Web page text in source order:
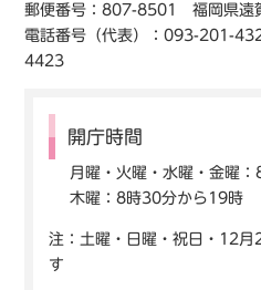
郵便番号：807-8501 福岡県遠
電話番号（代表）：093-201-
4423
開庁時間
月曜・火曜・水曜・金曜
木曜：8時30分から19時
注：土曜・日曜・祝日・12
す